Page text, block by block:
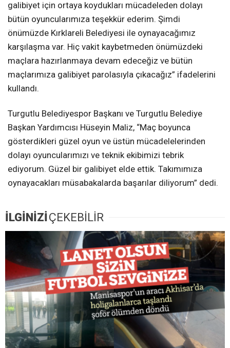
galibiyet için ortaya koydukları mücadeleden dolayı
bütün oyuncularımıza teşekkür ederim. Şimdi
önümüzde Kırklareli Belediyesi ile oynayacağımız
karşılaşma var. Hiç vakit kaybetmeden önümüzdeki
maçlara hazırlanmaya devam edeceğiz ve bütün
maçlarımıza galibiyet parolasıyla çıkacağız” ifadelerini
kullandı.
Turgutlu Belediyespor Başkanı ve Turgutlu Belediye
Başkan Yardımcısı Hüseyin Maliz, “Maç boyunca
gösterdikleri güzel oyun ve üstün mücadelelerinden
dolayı oyuncularımızı ve teknik ekibimizi tebrik
ediyorum. Güzel bir galibiyet elde ettik. Takımımıza
oynayacakları müsabakalarda başarılar diliyorum” dedi.
İLGİNİZİ ÇEKEBİLİR